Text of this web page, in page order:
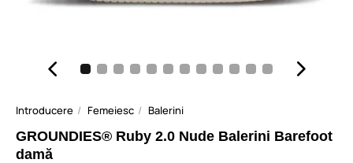
Introducere Femeiesc Balerini
GROUNDIES® Ruby 2.0 Nude Balerini Barefoot
damă